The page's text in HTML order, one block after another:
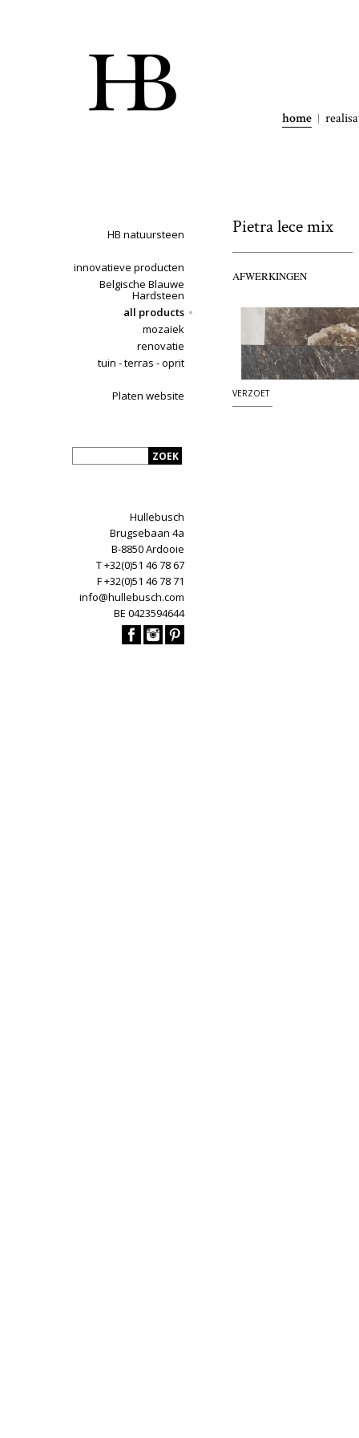
home
HB natuursteen
innovatieve producten
Belgische Blauwe
Hardsteen
all products
mozaïek
renovatie
tuin - terras - oprit
Platen website
Hullebusch
Brugsebaan 4a
B-8850 Ardooie
T +32(0)51 46 78 67
F +32(0)51 46 78 71
info@hullebusch.com
BE 0423594644
Pietra lece mix
AFWERKINGEN
VERZOET